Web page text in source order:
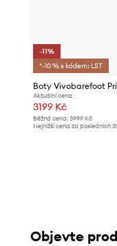
-11%
*-10 % s kódem: LST
Boty Vivobarefoot
Aktuální cena:
3199 Kč
Běžná cena: 3999 Kč
Nejnižší cena za posledních
Objevte